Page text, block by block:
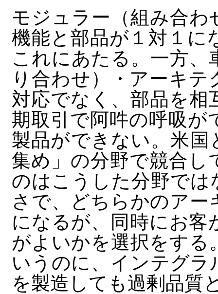
モジュラー（組み合
機能と部品が１対１に
これにあたる。一方
り合わせ）・アーキ
対応でなく、部品を
期取引で阿吽の呼吸が
製品ができない。米国
集め」の分野で競合し
のはこうした分野では
さで、どちらかのア
になるが、同時にお
がよいかを選択をす
いうのに、インテグ
を製造しても過剰品質